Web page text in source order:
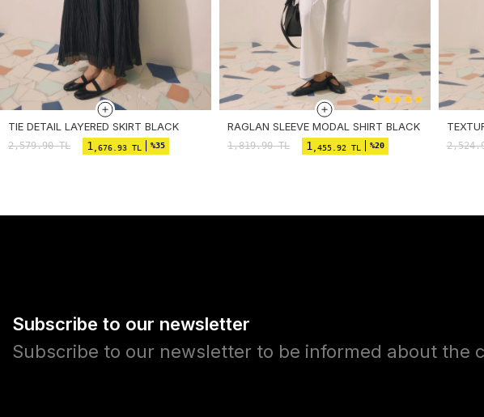
TIE DETAIL LAYERED SKIRT BLACK
2,579.90TL 1 ,676.93 TL %35
RAGLAN SLEEVE MODAL SHIRT BLACK
1,819.90TL 1,455.92 TL %20
Subscribe to our newsletter
Subscribe to our newsletter to be informed about the